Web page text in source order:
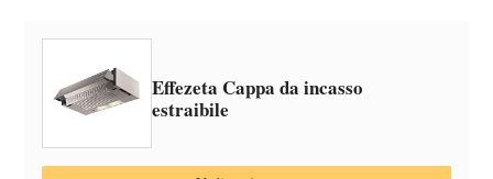
Effezeta Cappa da incasso
estraibile